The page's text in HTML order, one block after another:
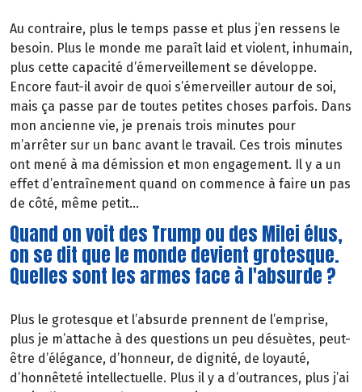
Au contraire, plus le temps passe et plus j’en ressens le
besoin. Plus le monde me paraît laid et violent, inhumain,
plus cette capacité d’émerveillement se développe.
Encore faut-il avoir de quoi s’émerveiller autour de soi,
mais ça passe par de toutes petites choses parfois. Dans
mon ancienne vie, je prenais trois minutes pour
m’arrêter sur un banc avant le travail. Ces trois minutes
ont mené à ma démission et mon engagement. Il y a un
effet d’entraînement quand on commence à faire un pas
de côté, même petit…
Quand on voit des Trump ou des Milei élus,
on se dit que le monde devient grotesque.
Quelles sont les armes face à l'absurde ?
Plus le grotesque et l’absurde prennent de l’emprise,
plus je m’attache à des questions un peu désuètes, peut-
être d’élégance, d’honneur, de dignité, de loyauté,
d’honnêteté intellectuelle. Plus il y a d’outrances, plus j’ai